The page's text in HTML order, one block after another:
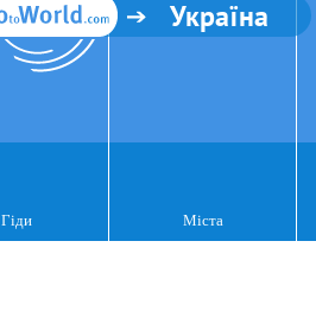
Україна
Гіди Міста